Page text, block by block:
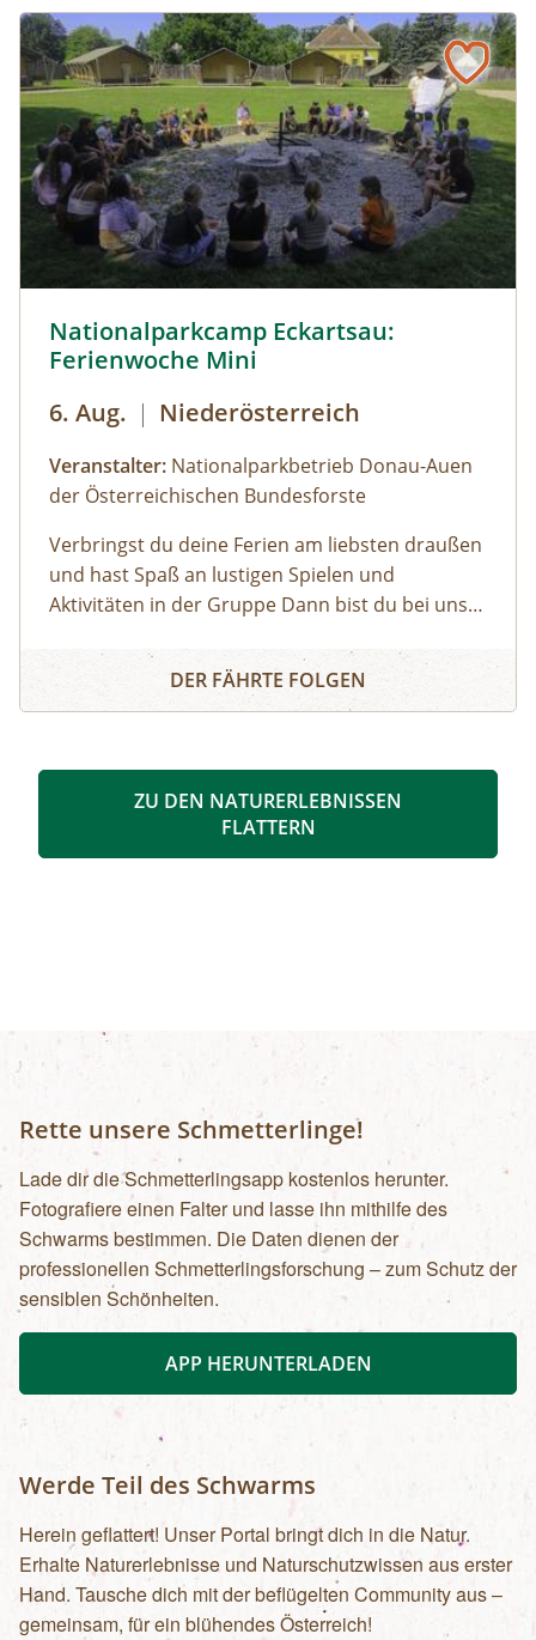
Windschutz), Trinkflasche, Insektenschutz
Anmeldung bis spätestens 16 Uhr des Vortages.
Die Ranger:innen entscheiden vor Ort, ob eine
Kanutour wetterbedingt durchgeführt werden
kann. Bei Schlechtwetter/zu niedrigem
Wasserstand erwartet dich ein spannendes
Ersatzprogramm zu Fuß.
Nationalparkcamp Eckartsau:
Ferienwoche Mini
6. Aug. | Niederösterreich
Veranstalter: Nationalparkbetrieb Donau-Auen
der Österreichischen Bundesforste
Verbringst du deine Ferien am liebsten draußen
und hast Spaß an lustigen Spielen und
Aktivitäten in der Gruppe Dann bist du bei uns
spannende Expeditionen in den Auwald, viel
Raum zum Toben und Spielen, gemütliches
entdeckst du bei Ausflügen die Donau-Auen,
Programm im Nationalparkzentrum im Schloss
Orth an der DonauDo & Fr – Programm in
EckartsauVerpflegung: Lunchpakete & 1x Grillen
am Lagefeuer, Getränke
Nationalparkcamp Eckartsau: Ferienwoche Mini
DER FÄHRTE FOLGEN
ZU DEN NATURERLEBNISSEN
FLATTERN
Rette unsere Schmetterlinge!
Lade dir die Schmetterlingsapp kostenlos herunter.
Fotografiere einen Falter und lasse ihn mithilfe des
Schwarms bestimmen. Die Daten dienen der
professionellen Schmetterlingsforschung – zum Schutz der
sensiblen Schönheiten.
APP HERUNTERLADEN
Werde Teil des Schwarms
Herein geflattert! Unser Portal bringt dich in die Natur.
Erhalte Naturerlebnisse und Naturschutzwissen aus erster
Hand. Tausche dich mit der beflügelten Community aus –
gemeinsam, für ein blühendes Österreich!